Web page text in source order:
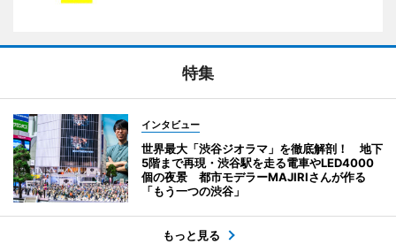
特集
インタビュー
世界最大「渋谷ジオラマ」を徹底解剖！ 地下
5階まで再現・渋谷駅を走る電車やLED4000
個の夜景 都市モデラーMAJIRIさんが作る
「もう一つの渋谷」
もっと見る